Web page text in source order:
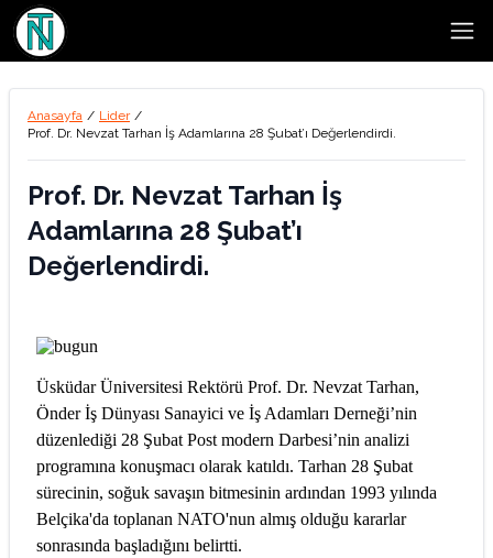
Anasayfa / Lider /
Prof. Dr. Nevzat Tarhan İş Adamlarına 28 Şubat’ı Değerlendirdi.
Prof. Dr. Nevzat Tarhan İş
Adamlarına 28 Şubat’ı
Değerlendirdi.
Üsküdar Üniversitesi Rektörü Prof. Dr. Nevzat Tarhan,
Önder İş Dünyası Sanayici ve İş Adamları Derneği’nin
düzenlediği 28 Şubat Post modern Darbesi’nin analizi
programına konuşmacı olarak katıldı. Tarhan 28 Şubat
sürecinin, soğuk savaşın bitmesinin ardından 1993 yılında
Belçika'da toplanan NATO'nun almış olduğu kararlar
sonrasında başladığını belirtti.